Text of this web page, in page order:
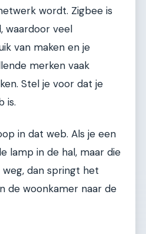
wordt. Zigbee is
waardoor veel
van maken en je
merken vaak
Stel je voor dat je
is.
in dat web. Als je een
lamp in de hal, maar die
dan springt het
de woonkamer naar de